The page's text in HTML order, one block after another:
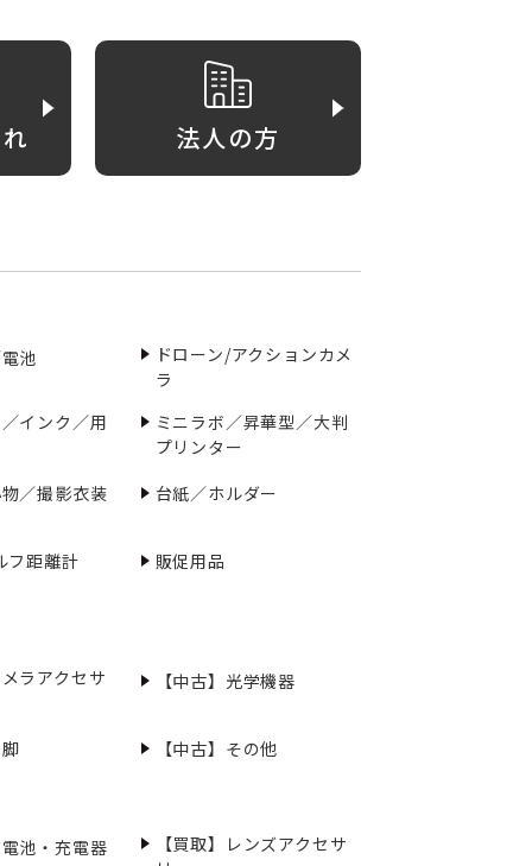
法人の方
池
ドローン/アクションカメ
ラ
インク／用
ミニラボ／昇華型／大判
プリンター
／撮影衣装
台紙／ホルダー
フ距離計 販促用品
ラアクセサ 【中古】光学機器
【中古】その他
池・充電器
【買取】レンズアクセサ